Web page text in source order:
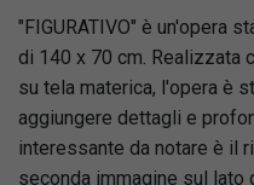
"FIGURATIVO" è un'opera
di 140 x 70 cm. Realizzata
su tela materica, l'opera è
aggiungere dettagli e
interessante da notare è il
seconda immagine sul lato